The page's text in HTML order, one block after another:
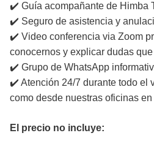
✔️ Guía acompañante de Himba
✔️ Seguro de asistencia y
✔️ Video conferencia via Zoom
conocernos y explicar dudas
✔️ Grupo de WhatsApp
✔️ Atención 24/7 durante todo el
como desde nuestras oficinas
El precio no incluye: